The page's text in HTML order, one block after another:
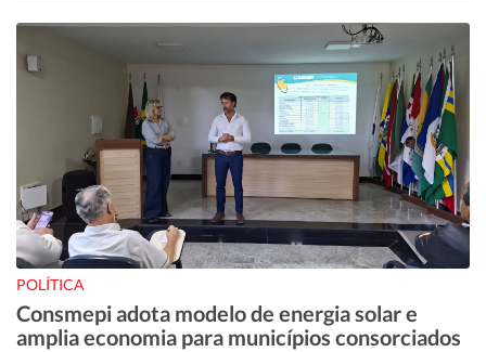
POLÍTICA
Consmepi adota modelo de energia solar e
amplia economia para municípios consorciados